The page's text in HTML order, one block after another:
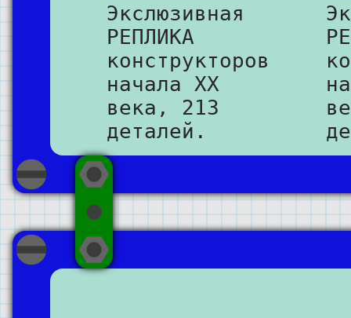
Экслюзивная
РЕПЛИКА
конструкторов
начала XX
века, 213
деталей.